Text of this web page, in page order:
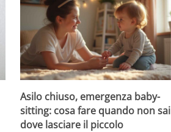
Asilo chiuso, emergenza baby-
sitting: cosa fare quando non sai
dove lasciare il piccolo